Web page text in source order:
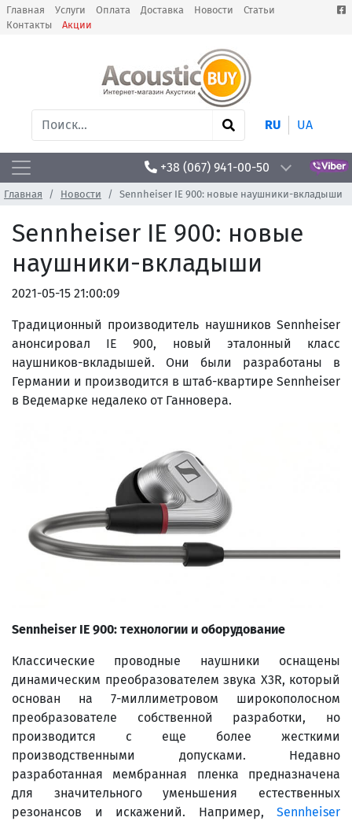
Главная Услуги Оплата Доставка Новости
Статьи
Контакты
Акции
RU UA
+38 (067) 941-00-50
Главная Новости Sennheiser IE 900: новые наушники-вкладыши
Sennheiser IE 900: новые
наушники-вкладыши
2021-05-15 21:00:09
Традиционный производитель наушников Sennheiser
анонсировал IE 900, новый эталонный класс
наушников-вкладышей. Они были разработаны в
Германии и производится в штаб-квартире Sennheiser
в Ведемарке недалеко от Ганновера.
Sennheiser IE 900: технологии и оборудование
Классические проводные наушники оснащены
динамическим преобразователем звука X3R, который
основан на 7-миллиметровом широкополосном
преобразователе собственной разработки, но
производится с еще более жесткими
производственными допусками. Недавно
разработанная мембранная пленка предназначена
для значительного уменьшения естественных
резонансов и искажений. Например, Sennheiser